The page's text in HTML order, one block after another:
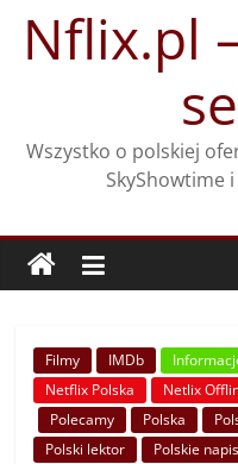
treściNflix.pl
Wszystko o polskiej
SkyShowtime
Filmy IMDb
Netflix Polska
Netlix
Polecamy
Polska
Polski lektor
Polskie